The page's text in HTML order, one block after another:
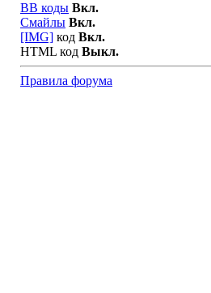
BB коды Вкл.
Смайлы Вкл.
[IMG] код Вкл.
HTML код Выкл.
Правила форума